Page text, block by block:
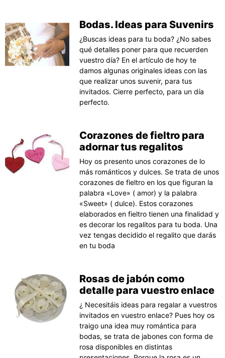
Bodas. Ideas para Suvenirs
¿Buscas ideas para tu boda? ¿No sabes
qué detalles poner para que recuerden
vuestro día? En el artículo de hoy te
damos algunas originales ideas con las
que realizar unos suvenir, para tus
invitados. Cierre perfecto, para un día
perfecto.
Corazones de fieltro para
adornar tus regalitos
Hoy os presento unos corazones de lo
más románticos y dulces. Se trata de unos
corazones de fieltro en los que figuran la
palabra «Love» ( amor) y la palabra
«Sweet» ( dulce). Estos corazones
elaborados en fieltro tienen una finalidad y
es decorar los regalitos para tu boda. Una
vez tengas decidido el regalito que darás
en tu boda
Rosas de jabón como
detalle para vuestro enlace
¿ Necesitáis ideas para regalar a vuestros
invitados en vuestro enlace? Pues hoy os
traigo una idea muy romántica para
bodas, se trata de jabones con forma de
rosa disponibles en distintas